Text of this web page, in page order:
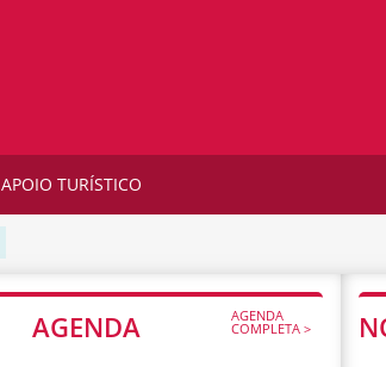
APOIO TURÍSTICO
AGENDA AGENDA
COMPLETA >